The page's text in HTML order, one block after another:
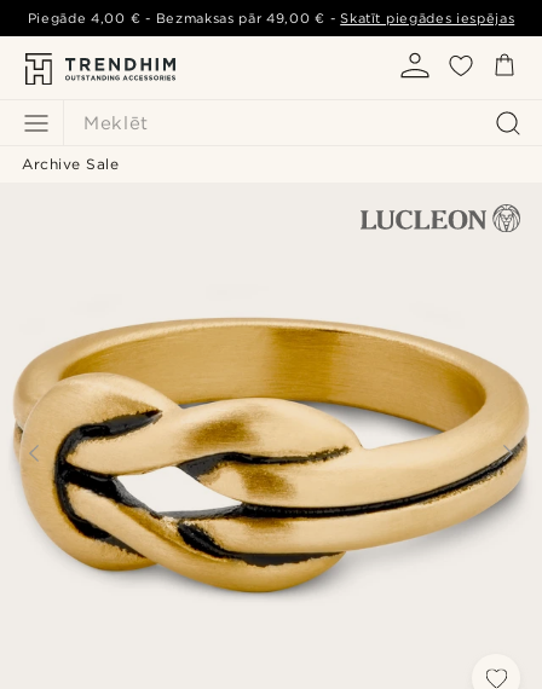
Meklēt
Piegāde4,00 € - Bezmaksas pār49,00 € -Skatīt piegādes iespējas
Archive Sale